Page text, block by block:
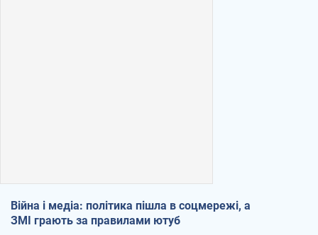
Війна і медіа: політика пішла в соцмережі, а
ЗМІ грають за правилами ютуб